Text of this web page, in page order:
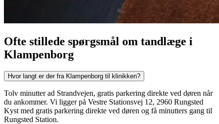
Ofte stillede spørgsmål om tandlæge i
Klampenborg
Hvor langt er der fra Klampenborg til klinikken?
Tolv minutter ad Strandvejen, gratis parkering direkte ved døren når
du ankommer. Vi ligger på Vestre Stationsvej 12, 2960 Rungsted
Kyst med gratis parkering direkte ved døren og få minutters gang til
Rungsted Station.